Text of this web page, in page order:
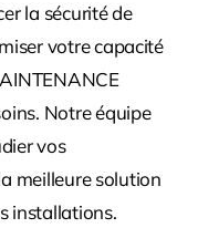
la sécurité de
votre capacité
Notre équipe
vos
meilleure solution
installations.